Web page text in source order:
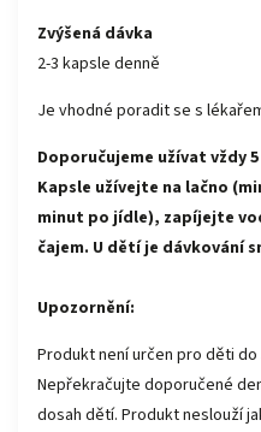
Zvýšená dávka
2-3 kapsle denně
Je vhodné poradit se s
Doporučujeme užívat vždy
Kapsle užívejte na lačno
minut po jídle), zapíjejte
čajem. U dětí je dávkování
Upozornění:
Produkt není určen pro děti
Nepřekračujte doporučené
dosah dětí. Produkt neslouží